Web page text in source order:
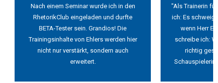
Nach einem Seminar wurde ich in den
RhetorikClub eingeladen und durfte
BETA-Tester sein. Grandios! Die
Trainingsinhalte von Ehlers werden hier
nicht nur verstärkt, sondern auch
erweitert.
"Als Trainerin
ich: Es
wenn Herr
schreibe ich:
richtig
Schauspielerin